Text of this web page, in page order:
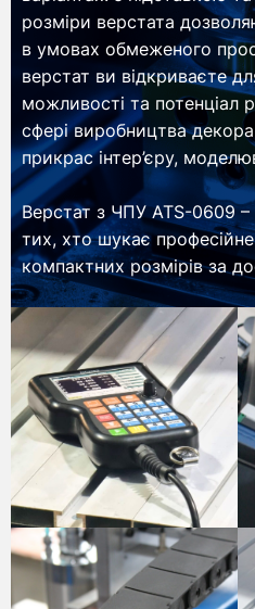
розміри верстата
в умовах обмеженого
верстат ви відкриваєте
можливості та потенціал
сфері виробництва
прикрас інтер’єру,
Верстат з ЧПУ ATS-0609 –
тих, хто шукає
компактних розмірів за